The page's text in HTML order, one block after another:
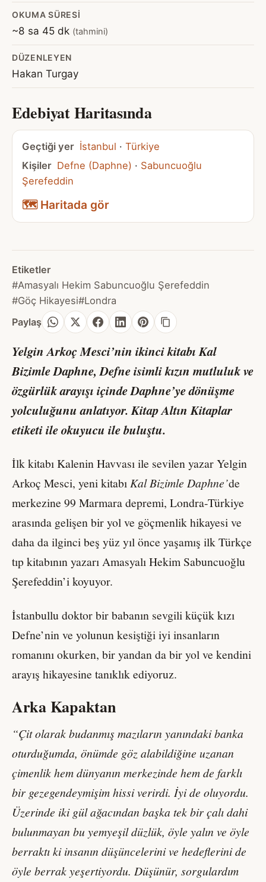
OKUMA SÜRESI
~8 sa 45 dk (tahmini)
DÜZENLEYEN
Hakan Turgay
Edebiyat Haritasında
Geçtiği yer İstanbul · Türkiye
Kişiler Defne (Daphne) · Sabuncuoğlu
Şerefeddin
🗺️ Haritada gör
Etiketler
#Amasyalı Hekim Sabuncuoğlu Şerefeddin
#Göç Hikayesi#Londra
Paylaş
Yelgin Arkoç Mesci’nin ikinci kitabıKal
Bizimle Daphne,Defne isimli kızın mutluluk ve
özgürlük arayışı içinde Daphne’ye dönüşme
yolculuğunu anlatıyor.Kitap Altın Kitaplar
etiketi ile okuyucu ile buluştu.
İlk kitabı Kalenin Havvası ile sevilen yazar Yelgin
Arkoç Mesci, yeni kitabı Kal Bizimle Daphne’de
merkezine 99 Marmara depremi, Londra-Türkiye
arasında gelişen bir yol ve göçmenlik hikayesi ve
daha da ilginci beş yüz yıl önce yaşamış ilk Türkçe
tıp kitabının yazarı Amasyalı Hekim Sabuncuoğlu
Şerefeddin’i koyuyor.
İstanbullu doktor bir babanın sevgili küçük kızı
Defne’nin ve yolunun kesiştiği iyi insanların
romanını okurken, bir yandan da bir yol ve kendini
arayış hikayesine tanıklık ediyoruz.
Arka Kapaktan
“Çit olarak budanmış mazıların yanındaki banka
oturduğumda, önümde göz alabildiğine uzanan
çimenlik hem dünyanın merkezinde hem de farklı
bir gezegendeymişim hissi verirdi. İyi de oluyordu.
Üzerinde iki gül ağacından başka tek bir çalı dahi
bulunmayan bu yemyeşil düzlük, öyle yalın ve öyle
berraktı ki insanın düşüncelerini ve hedeflerini de
öyle berrak yeşertiyordu. Düşünür, sorgulardım